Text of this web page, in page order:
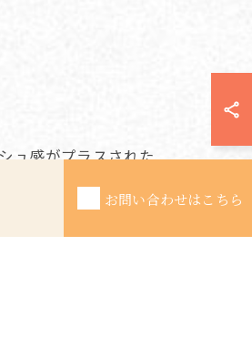
ュ感がプラスされた
お問い合わせはこちら